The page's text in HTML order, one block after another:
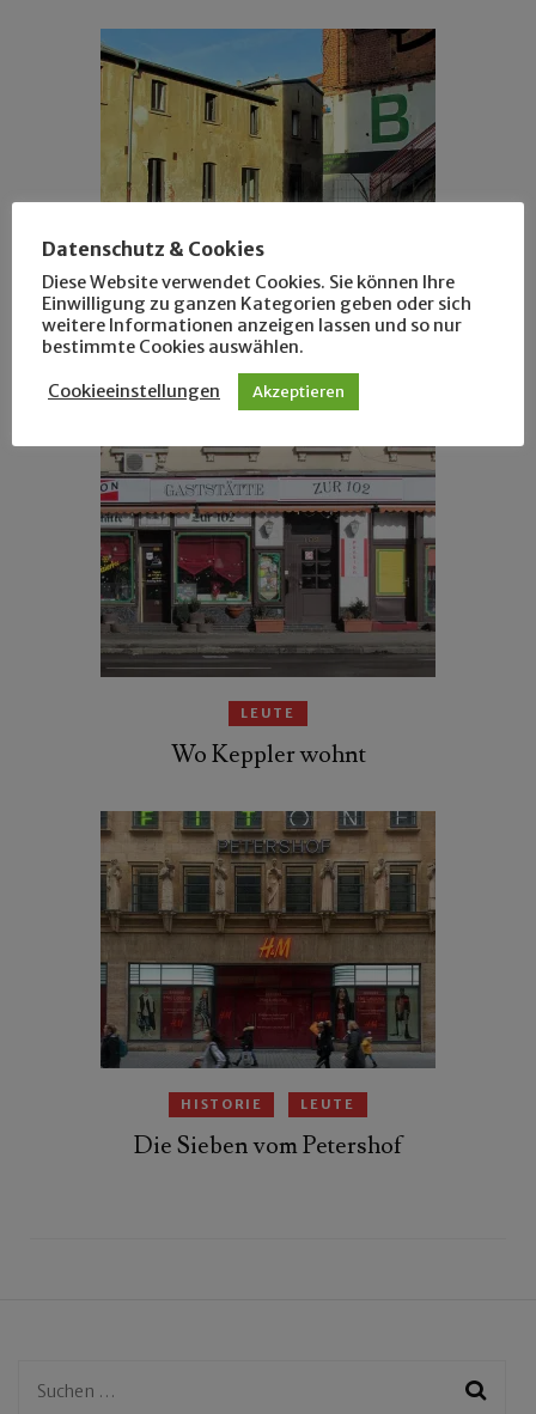
ANSEHEN LEUTE
LEUTE
Wo Keppler wohnt
HISTORIE LEUTE
Die Sieben vom Petershof
Suchen
Datenschutz & Cookies
Diese Website verwendet Cookies. Sie können Ihre
Einwilligung zu ganzen Kategorien geben oder sich
weitere Informationen anzeigen lassen und so nur
bestimmte Cookies auswählen.
Cookieeinstellungen Akzeptieren